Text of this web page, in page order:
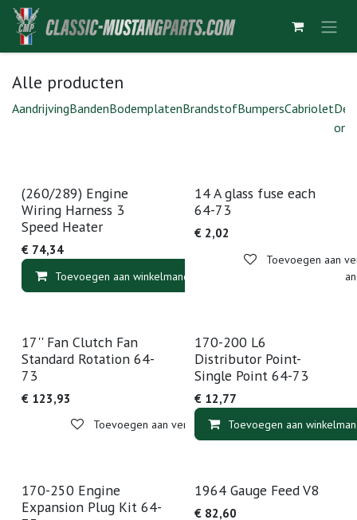
Overslaan naar inhoud
Alle producten
AandrijvingBandenBodemplatenBrandstofBumpersCabriolet
(260/289) Engine
Wiring Harness 3
Speed Heater
€ 74,34
Toevoegen aan winkelmandje Toevoegen
14 A glass fuse each
64-73
€ 2,02
Toevoegen aan
17'' Fan Clutch Fan
Standard Rotation 64-
73
€ 123,93
Toevoegen aan verlanglijst
170-200 L6
Distributor Point-
Single Point 64-73
€ 12,77
Toevoegen aan
170-250 Engine
Expansion Plug Kit 64-
1964 Gauge Feed V8
€ 82,60